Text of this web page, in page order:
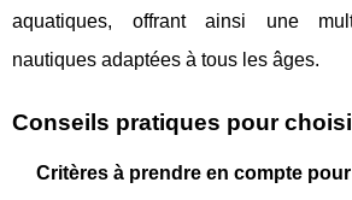
aquatiques, offrant ainsi une
nautiques adaptées à tous les âges.
Conseils pratiques pour
Critères à prendre en compte